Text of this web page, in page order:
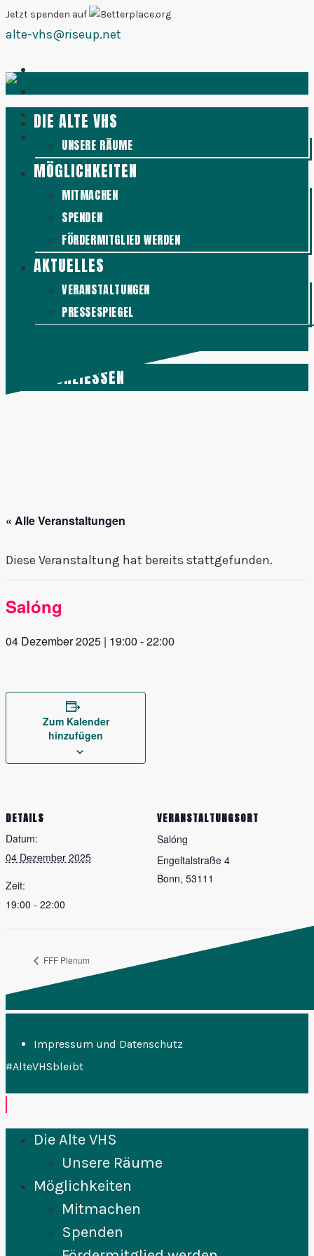
Zum
Inhalt
Jetzt spenden auf
alte-vhs@riseup.net
DIE ALTE VHS
UNSERE RÄUME
MÖGLICHKEITEN
MITMACHEN
SPENDEN
FÖRDERMITGLIED WERDEN
AKTUELLES
VERANSTALTUNGEN
PRESSESPIEGEL
SCHLIESSEN
« Alle Veranstaltungen
Diese Veranstaltung hat bereits stattgefunden.
Salóng
04 Dezember 2025 | 19:00 -22:00
Zum Kalender
hinzufügen
DETAILS
Datum:
04 Dezember 2025
Zeit:
19:00 - 22:00
VERANSTALTUNGSORT
Salóng
Engeltalstraße 4
Bonn, 53111
FFF Plenum
Impressum und Datenschutz
#AlteVHSbleibt
Die Alte VHS
Unsere Räume
Möglichkeiten
Mitmachen
Spenden